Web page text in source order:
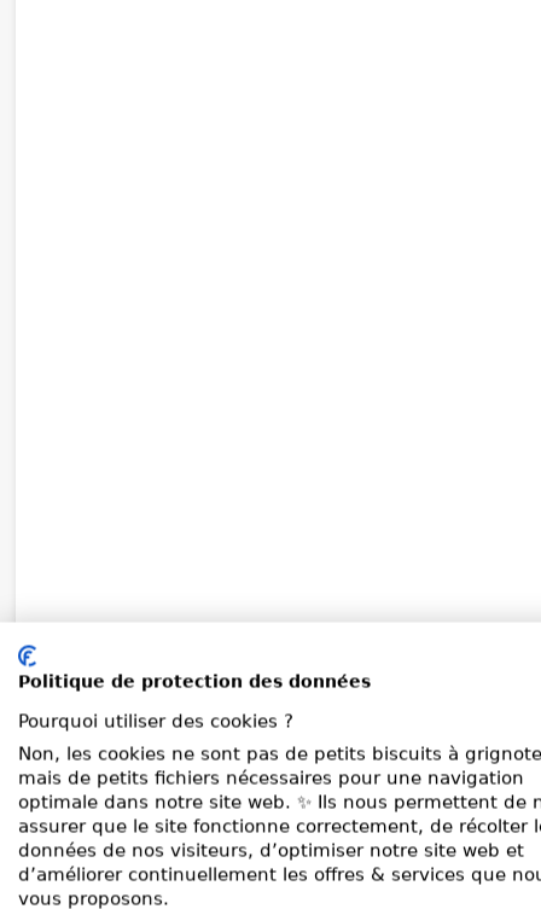
Politique de protection des données
Pourquoi utiliser des cookies ?
Non, les cookies ne sont pas de petits biscuits à
mais de petits fichiers nécessaires pour une navigation
optimale dans notre site web. ✨ Ils nous permettent de
assurer que le site fonctionne correctement, de récolter
données de nos visiteurs, d’optimiser notre site web et
d’améliorer continuellement les offres & services que
vous proposons.